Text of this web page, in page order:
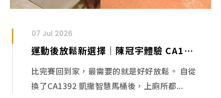
07 Jul 2026
運動後放鬆新選擇｜陳冠宇體驗 CA1392 智慧馬桶
比完賽回到家，最需要的就是好好放鬆。 自從
換了CA1392 凱撒智慧馬桶後，上廁所都...